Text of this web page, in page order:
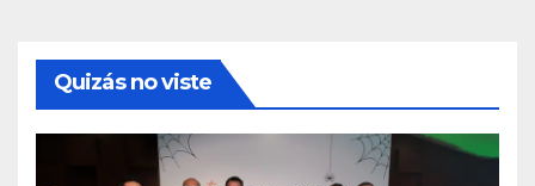
Quizás no viste